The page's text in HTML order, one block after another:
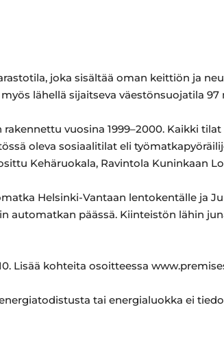
joka sisältää oman keittiön ja
lähellä sijaitseva väestönsuojatila 97
vuosina 1999–2000. Kaikki
oleva sosiaalitilat eli
Kehäruokala, Ravintola Kuninkaan
Helsinki-Vantaan lentokentälle ja
automatkan päässä. Kiinteistön lähin
Lisää kohteita osoitteessa
tai energialuokka ei